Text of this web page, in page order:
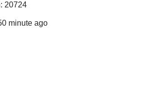
20724
minute ago